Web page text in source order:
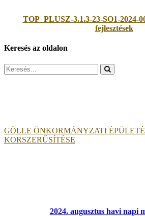
TOP_PLUSZ-3.1.3-23-SO1-2024-
fejlesztések
Keresés az oldalon
Search
for:
GÖLLE ÖNKORMÁNYZATI
KORSZERŰSÍTÉSE
2024. augusztus havi napi